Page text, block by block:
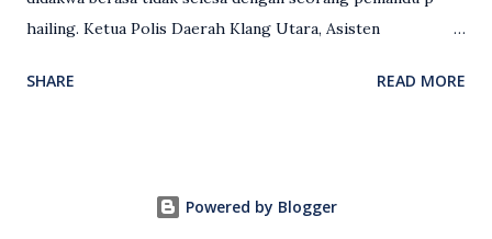
hailing. Ketua Polis Daerah Klang Utara, Asisten
(2 Mei), berkata pemandu berusia 47 tahun itu telah
ketika pengadu sedang membawa dua penumpang. “Tiba-
SHARE READ MORE
Powered by Blogger